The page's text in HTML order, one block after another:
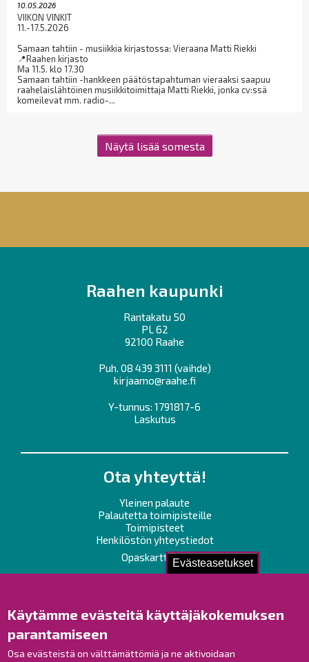
Evästeasetukset
Käytämme evästeitä käyttäjäkokemuksen
parantamiseen
Osa evästeistä on välttämättömiä ja ne aktivoidaan
10.05.2026
VIIKON VINKIT
11.-17.5.2026
Samaan tahtiin - musiikkia kirjastossa: Vieraana Matti Riekki
📍Raahen kirjasto
Ma 11.5. klo 17.30
Samaan tahtiin -hankkeen päätöstapahtuman vieraaksi saapuu
raahelaislähtöinen musiikkitoimittaja Matti Riekki, jonka cv:ssä
komeilevat mm. radio-...
Näytä lisää somesta
Raahen kaupunki
Rantakatu 50
PL 62
92100 Raahe
Puh. 08 439 3111 (vaihde)
kirjaamo@raahe.fi
Y-tunnus: 1791817-6
Laskutus
Ota yhteyttä!
Yleinen palaute
Palautetta toimipisteille
Toimipisteet
Henkilöstön yhteystiedot
Opaskartta
Raahe LinkedInissä
Raahe YouTubessa